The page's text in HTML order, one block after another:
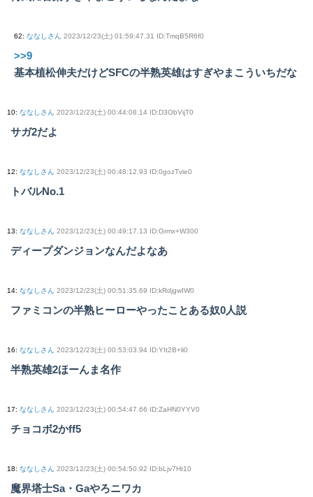
62: ななしさん 2023/12/23(土) 01:59:47.31 ID:TmqB5R6f0
>>9
基本植松伸夫だけどSFCの半熟英雄はすぎやまこういちだな
10: ななしさん 2023/12/23(土) 00:44:08.14 ID:D3ObVijT0
サガ2だよ
12: ななしさん 2023/12/23(土) 00:48:12.93 ID:0gozTvie0
トバルNo.1
13: ななしさん 2023/12/23(土) 00:49:17.13 ID:Grmx+W300
ディープダンジョンなんだよなあ
14: ななしさん 2023/12/23(土) 00:51:35.69 ID:kRdjgwIW0
ファミコンの半熟ヒーローやったことある奴0人説
16: ななしさん 2023/12/23(土) 00:53:03.94 ID:YIt2B+li0
半熟英雄2ほーんま名作
17: ななしさん 2023/12/23(土) 00:54:47.66 ID:ZaHN0YYV0
チョコボ2かff5
18: ななしさん 2023/12/23(土) 00:54:50.92 ID:bLjv7Ht10
魔界塔士Sa・Gaやろニワカ